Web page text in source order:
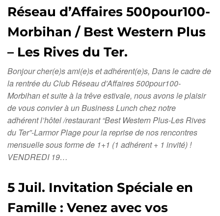
Réseau d’Affaires 500pour100-
Morbihan / Best Western Plus
– Les Rives du Ter.
Bonjour cher(e)s ami(e)s et adhérent(e)s, Dans le cadre de
la rentrée du Club Réseau d’Affaires 500pour100-
Morbihan et suite à la trêve estivale, nous avons le plaisir
de vous convier à un Business Lunch chez notre
adhérent l’hôtel /restaurant “Best Western Plus-Les Rives
du Ter”-Larmor Plage pour la reprise de nos rencontres
mensuelle sous forme de 1+1 (1 adhérent + 1 invité) !
VENDREDI 19…
5 Juil. Invitation Spéciale en
Famille : Venez avec vos